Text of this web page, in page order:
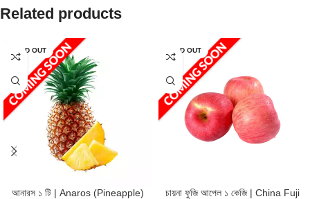
Related products
SOLD OUT
আনারস ১ টি | Anaros (Pineapple)
SOLD OUT
চায়না ফুজি আপেল ১ কেজি | China Fuji